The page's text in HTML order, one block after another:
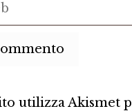
utilizza Akismet